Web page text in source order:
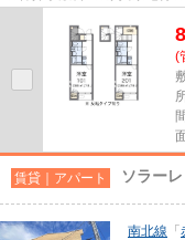
(
賃貸｜アパート ソラーレ
南北線 「